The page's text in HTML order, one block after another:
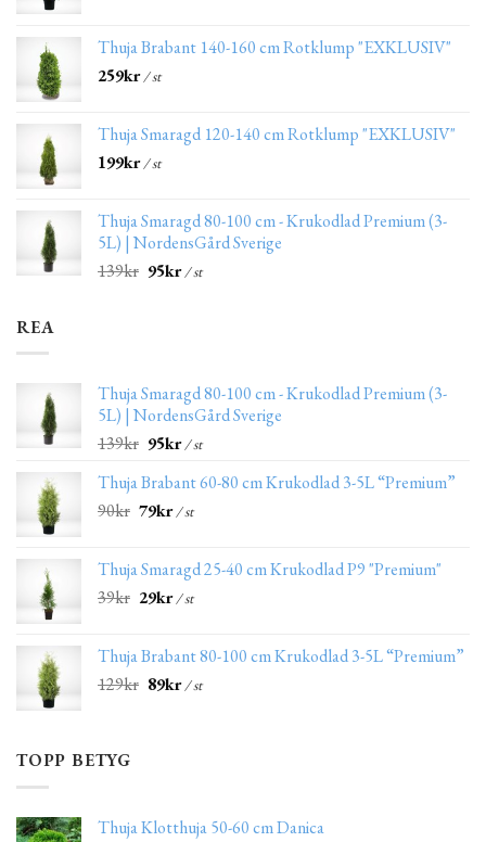
Thuja Brabant 140-160 cm Rotklump "EXKLUSIV"
259kr/ st
Thuja Smaragd 120-140 cm Rotklump "EXKLUSIV"
199kr/ st
Thuja Smaragd 80-100 cm - Krukodlad Premium (3-
5L) | NordensGård Sverige
139kr 95kr/ st
REA
Thuja Smaragd 80-100 cm - Krukodlad Premium (3-
5L) | NordensGård Sverige
139kr 95kr/ st
Thuja Brabant 60-80 cm Krukodlad 3-5L “Premium”
90kr 79kr/ st
Thuja Smaragd 25-40 cm Krukodlad P9 "Premium"
39kr 29kr/ st
Thuja Brabant 80-100 cm Krukodlad 3-5L “Premium”
129kr 89kr/ st
TOPP BETYG
Thuja Klotthuja 50-60 cm Danica